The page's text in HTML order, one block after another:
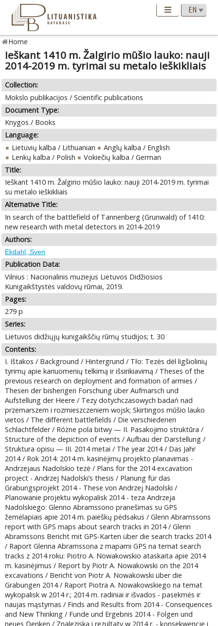
Home
Ieškant 1410 m. Žalgirio mūšio lauko: nauji
2014-2019 m. tyrimai su metalo ieškikliais
Collection:
Mokslo publikacijos / Scientific publications
Document Type:
Knygos / Books
Language:
Lietuvių kalba / Lithuanian
Anglų kalba / English
Lenkų kalba / Polish
Vokiečių kalba / German
Title:
Ieškant 1410 m. Žalgirio mūšio lauko: nauji 2014-2019 m. tyrimai
su metalo ieškikliais
Alternative Title:
In search of the battlefield of Tannenberg (Grunwald) of 1410:
new research with metal detectors in 2014-2019
Authors:
Ekdahl, Sven
Publication Data:
Vilnius : Nacionalinis muziejus Lietuvos Didžiosios
Kunigaikštystės valdovų rūmai, 2019.
Pages:
279 p
Series:
Lietuvos didžiųjų kunigaikščių rūmų studijos; t. 30
Contents:
I. Ištakos / Background / Hintergrund / Tło: Tezės dėl ligšiolinių
tyrimų apie kariuomenių telkimą ir išsirikiavimą / Theses of the
previous research on deployment and formation of armies /
Thesen der bisherigen Forschung über Aufmarsch und
Aufstellung der Heere / Tezy dotychczasowych badań nad
przemarszem i rozmieszczeniem wojsk; Skirtingos mūšio lauko
vietos / The different battlefields / Die verschiedenen
Schlachtfelder / Różne pola bitwy — II. Pasakojimo struktūra /
Structure of the depiction of events / Aufbau der Darstellung /
Struktura opisu — III. 2014 metai / The year 2014 / Das Jahr
2014 / Rok 2014: 2014 m. kasinėjimų projekto planavimas -
Andrzejaus Nadolskio tezė / Plans for the 2014 excavation
project - Andrzej Nadolski’s thesis / Planung für das
Grabungsprojekt 2014 - These von Andrzej Nadolski /
Planowanie projektu wykopalisk 2014 - teza Andrzeja
Nadolskiego: Glenno Abramssono pranešimas su GPS
žemėlapiais apie 2014 m. paieškų pėdsakus / Glenn Abramssons
report with GPS maps about search tracks in 2014 / Glenn
Abramssons Bericht mit GPS-Karten über die search tracks 2014
/ Raport Glenna Abramssona z mapami GPS na temat search
tracks z 2014 roku: Piotro A. Nowakowskio ataskaita apie 2014
m. kasinėjimus / Report by Piotr A. Nowakowski on the 2014
excavations / Bericht von Piotr A. Nowakowski über die
Grabungen 2014 / Raport Piotra A. Nowakowskiego na temat
wykopalisk w 2014 r.; 2014 m. radiniai ir išvados - pasekmės ir
naujas mąstymas / Finds and Results from 2014 - Consequences
and New Thinking / Funde und Ergebnis 2014 - Folgen und
neues Denken / Znaleziska i rezultaty w 2014 r. - konsekwencje i